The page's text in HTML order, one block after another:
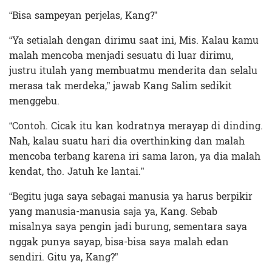
“Bisa sampeyan perjelas, Kang?”
“Ya setialah dengan dirimu saat ini, Mis. Kalau kamu
malah mencoba menjadi sesuatu di luar dirimu,
justru itulah yang membuatmu menderita dan selalu
merasa tak merdeka,” jawab Kang Salim sedikit
menggebu.
“Contoh. Cicak itu kan kodratnya merayap di dinding.
Nah, kalau suatu hari dia overthinking dan malah
mencoba terbang karena iri sama laron, ya dia malah
kendat, tho. Jatuh ke lantai.”
“Begitu juga saya sebagai manusia ya harus berpikir
yang manusia-manusia saja ya, Kang. Sebab
misalnya saya pengin jadi burung, sementara saya
nggak punya sayap, bisa-bisa saya malah edan
sendiri. Gitu ya, Kang?”